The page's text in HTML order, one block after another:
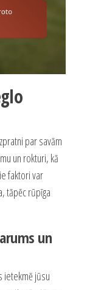
par savām
un rokturi, kā
faktori var
tāpēc rūpīga
un
ietekmē jūsu